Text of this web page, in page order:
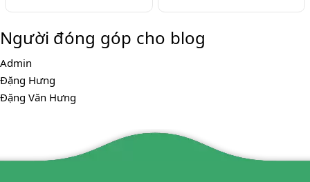
Người đóng góp cho blog
Admin
Đặng Hưng
Đặng Văn Hưng